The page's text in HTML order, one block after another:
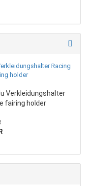
Verkleidungshalter
fairing holder